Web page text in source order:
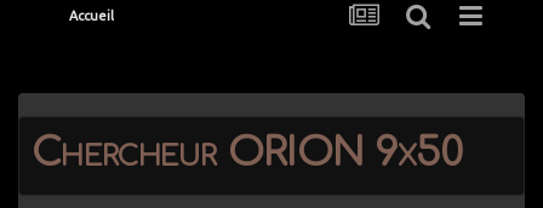
Accueil
Chercheur ORION 9x50